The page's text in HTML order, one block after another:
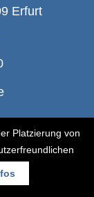
Platzierung von
Erfurt